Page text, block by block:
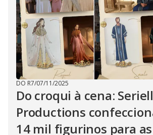
DO R7/07/11/2025
Do croqui à cena:
Productions
14 mil figurinos para as